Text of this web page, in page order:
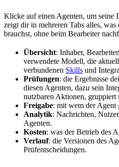
Klicke auf einen Agenten, um seine
zeigt dir in mehreren Tabs alles,
brauchst, ohne beim Bearbeiter
Übersicht: Inhaber,
verwendete Modell, die
verbundenen Skills und
Prüfungen: die Ergebnisse
diesen Agenten, dazu sein
nutzbaren Aktionen, gruppiert
Freigabe: mit wem der Agent
Analytik: Nachrichten,
Agenten.
Kosten: was der Betrieb des
Verlauf: die Versionen des
Prüfentscheidungen.